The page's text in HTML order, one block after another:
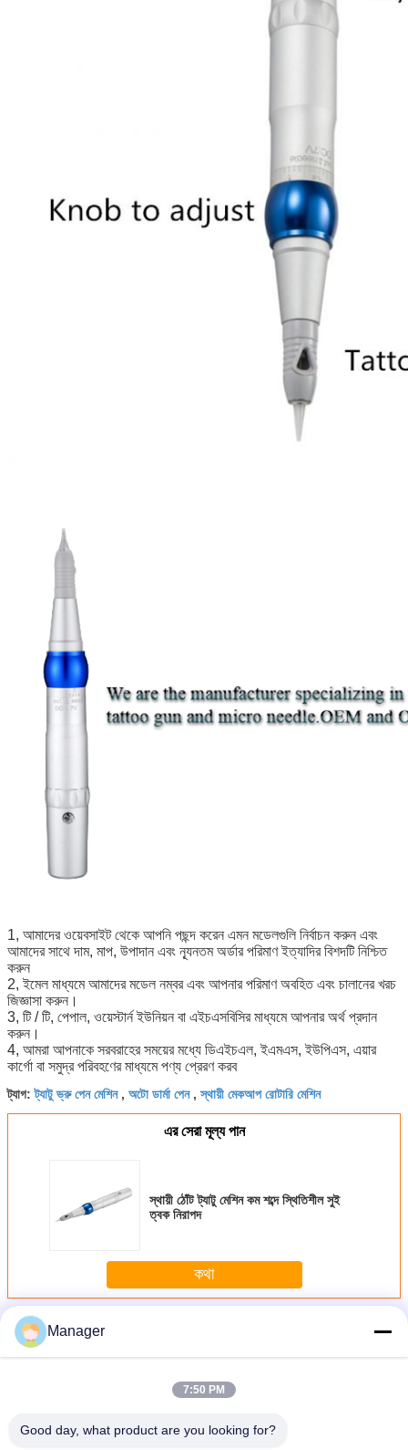
1, আমাদের ওয়েবসাইট থেকে আপনি পছন্দ করেন এমন মডেলগুলি নির্বাচন করুন এবং
আমাদের সাথে দাম, মাপ, উপাদান এবং ন্যূনতম অর্ডার পরিমাণ ইত্যাদির বিশদটি নিশ্চিত
করুন
2, ইমেল মাধ্যমে আমাদের মডেল নম্বর এবং আপনার পরিমাণ অবহিত এবং চালানের খরচ
জিজ্ঞাসা করুন।
3, টি / টি, পেপাল, ওয়েস্টার্ন ইউনিয়ন বা এইচএসবিসির মাধ্যমে আপনার অর্থ প্রদান
করুন।
4, আমরা আপনাকে সরবরাহের সময়ের মধ্যে ডিএইচএল, ইএমএস, ইউপিএস, এয়ার
কার্গো বা সমুদ্র পরিবহণের মাধ্যমে পণ্য প্রেরণ করব
ট্যাগ:ট্যাটু ভ্রু পেন মেশিন, অটো ডার্মা পেন,স্থায়ী মেকআপ রোটারি মেশিন
এর সেরা মূল্য পান
স্থায়ী ঠোঁট ট্যাটু মেশিন কম শব্দে স্থিতিশীল সুই
ত্বক নিরাপদ
কথা
অধিককসমেটিক ট্যাটু মেশিন
Manager
7:50 PM
Good day, what product are you looking for?